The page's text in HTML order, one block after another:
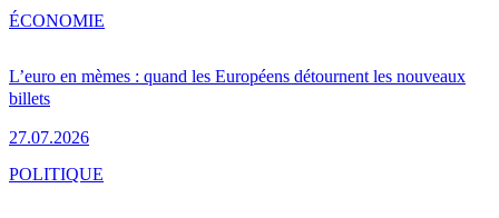
L’euro en mèmes : quand les Européens détournent les nouveaux
billets
27.07.2026
ÉCONOMIE
POLITIQUE